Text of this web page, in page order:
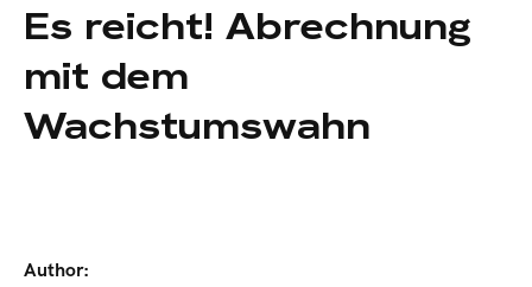
Es reicht! Abrechnung
mit dem
Wachstumswahn
Author: